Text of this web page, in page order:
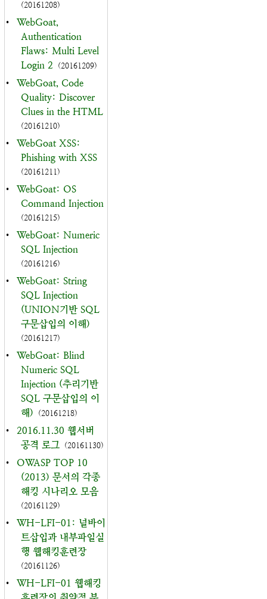
(20161208)
•
WebGoat,
Authentication
Flaws: Multi Level
Login 2
(20161209)
•
WebGoat, Code
Quality: Discover
Clues in the HTML
(20161210)
•
WebGoat XSS:
Phishing with XSS
(20161211)
•
WebGoat: OS
Command Injection
(20161215)
•
WebGoat: Numeric
SQL Injection
(20161216)
•
WebGoat: String
SQL Injection
(UNION기반 SQL
구문삽입의 이해)
(20161217)
•
WebGoat: Blind
Numeric SQL
Injection (추리기반
SQL 구문삽입의 이
해)
(20161218)
•
2016.11.30 웹서버
공격 로그 (20161130)
•
OWASP TOP 10
(2013) 문서의 각종
해킹 시나리오 모음
(20161129)
•
WH-LFI-01: 널바이
트삽입과 내부파일실
행 웹해킹훈련장
(20161126)
•
WH-LFI-01 웹해킹